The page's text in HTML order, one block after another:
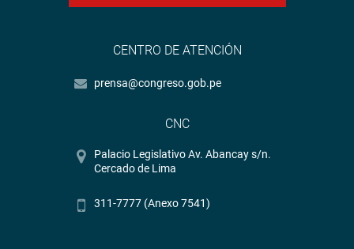
CENTRO DE ATENCIÓN
prensa@congreso.gob.pe
CNC
Palacio Legislativo Av. Abancay s/n.
Cercado de Lima
311-7777 (Anexo 7541)